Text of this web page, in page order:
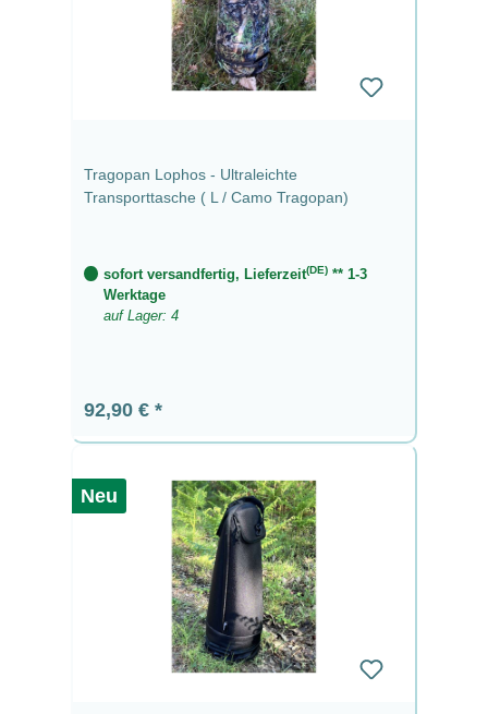
Tragopan Lophos - Ultraleichte
Transporttasche ( L / Camo Tragopan)
sofort versandfertig, Lieferzeit(DE)** 1-3
Werktage
auf Lager: 4
Regulärer Preis:
92,90 €
Neu